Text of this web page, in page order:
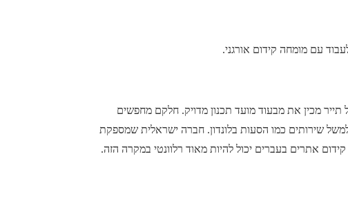
עם מומחה קידום אורגני.
מכין את מבעוד מועד תכנון מדויק. חלקם מחפשים
שירותים כמו הסעות בלונדון. חברה ישראלית שמספקת
אתרים בעברים יכול להיות מאוד רלוונטי במקרה הזה.